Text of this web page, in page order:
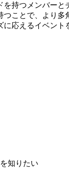
を持つメンバーと
つことで、より多
に応えるイベント
知りたい